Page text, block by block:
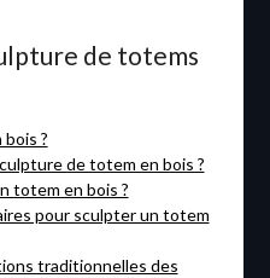
de totems
?
de totem en bois ?
totem en bois ?
pour sculpter un totem
traditionnelles des